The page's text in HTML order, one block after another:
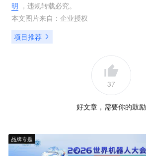
明 ，违规转载必究。
本文图片来自： 企业授权
项目推荐
37
好文章，需要你的鼓励
品牌专题